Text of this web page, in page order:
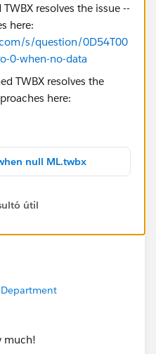
resolves the issue --
here:
s/question/0D54T00
0-when-no-data
null ML.twbx
útil
much!